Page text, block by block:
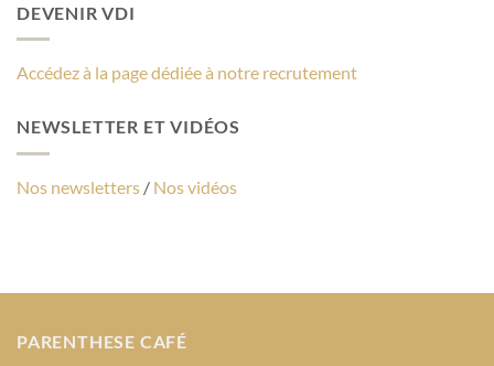
DEVENIR VDI
Accédez à la page dédiée à notre recrutement
NEWSLETTER ET VIDÉOS
Nos newsletters / Nos vidéos
PARENTHESE CAFÉ